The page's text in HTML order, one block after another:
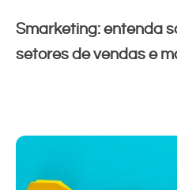
Smarketing: entenda
setores de vendas e